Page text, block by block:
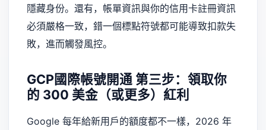
隱藏身份。還有，帳單資訊與你的信用卡註冊資訊
必須嚴格一致，錯一個標點符號都可能導致扣款失
敗，進而觸發風控。
GCP國際帳號開通第三步：領取你
的 300 美金（或更多）紅利
Google 每年給新用戶的額度都不一樣，2026 年